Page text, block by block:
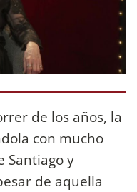
de los años, la
con mucho
Santiago y
de aquella